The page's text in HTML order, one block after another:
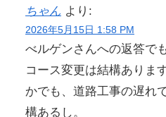
ちゃん より:
2026年5月15日 1:58 PM
べルゲンさんへの返答で
コース変更は結構ありま
かでも、道路工事の遅れ
構あるし。